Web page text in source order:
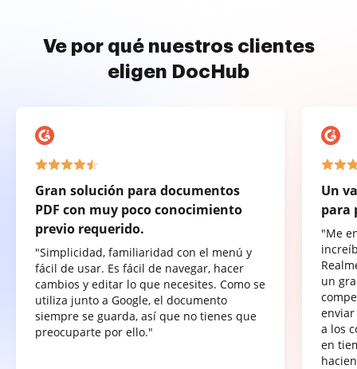
Ve por qué nuestros clientes
eligen DocHub
Gran solución para documentos
PDF con muy poco conocimiento
previo requerido.
"Simplicidad, familiaridad con el menú y
fácil de usar. Es fácil de navegar, hacer
cambios y editar lo que necesites. Como se
utiliza junto a Google, el documento
siempre se guarda, así que no tienes que
preocuparte por ello."
Un
para
"Me
un
a los
en